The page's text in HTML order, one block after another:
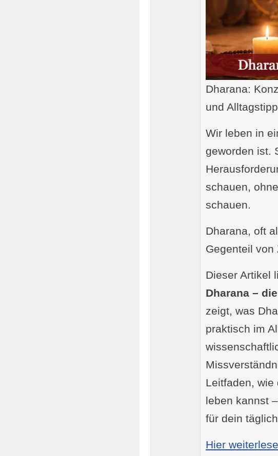
Dharana:
und
Wir leben in
geworden ist.
schauen,
schauen.
Dharana, oft
Gegenteil von
Dieser Artikel
Dharana –
zeigt, was
praktisch im
Leitfaden, wie
leben kannst
für dein
Hier